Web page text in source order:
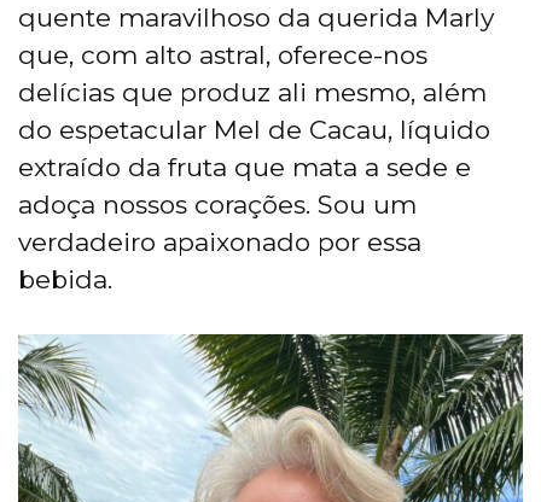
quente maravilhoso da querida Marly
que, com alto astral, oferece-nos
delícias que produz ali mesmo, além
do espetacular Mel de Cacau, líquido
extraído da fruta que mata a sede e
adoça nossos corações. Sou um
verdadeiro apaixonado por essa
bebida.